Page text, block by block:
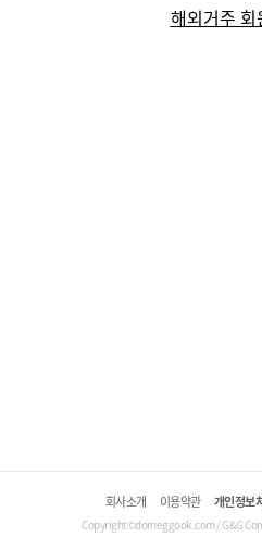
해외거주 회
회사소개 이용약관 개인정보
Copyright©domeggook.com / G&G